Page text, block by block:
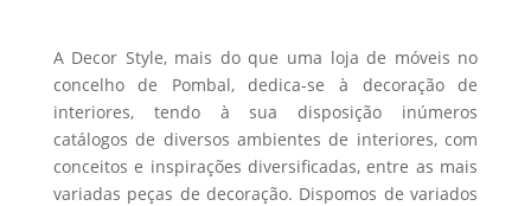
the
product
page
A Decor Style, mais do que uma loja de móveis no
concelho de Pombal, dedica-se à decoração de
interiores, tendo à sua disposição inúmeros
catálogos de diversos ambientes de interiores, com
conceitos e inspirações diversificadas, entre as mais
variadas peças de decoração. Dispomos de variados